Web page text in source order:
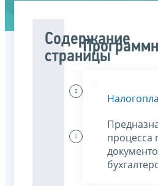
Содержание
страницы
интересует
Организации
платят
налоги
процесса